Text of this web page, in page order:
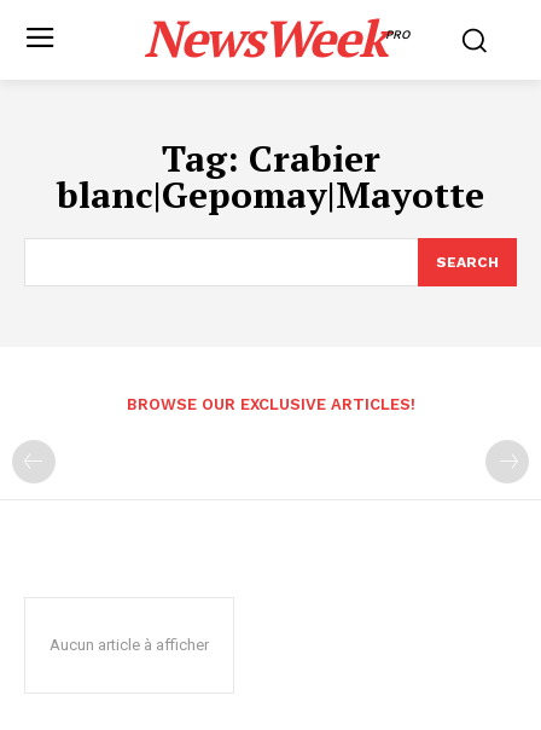
NewsWeekPRO
Tag: Crabier
blanc|Gepomay|Mayotte
SEARCH
BROWSE OUR EXCLUSIVE ARTICLES!
Aucun article à afficher